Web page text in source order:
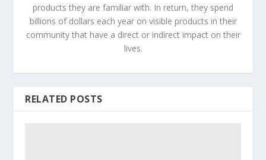
products they are familiar with. In return, they spend
billions of dollars each year on visible products in their
community that have a direct or indirect impact on their
lives.
RELATED POSTS